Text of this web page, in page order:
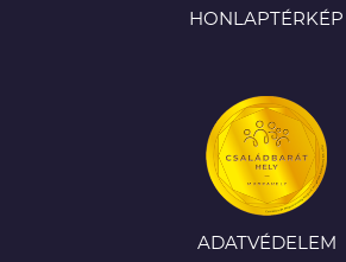
HONLAPTÉRKÉP
ADATVÉDELEM